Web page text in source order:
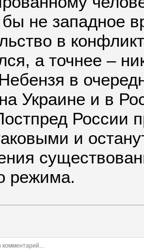
не западное
в
а точнее –
в
Украине и в
и
режима.